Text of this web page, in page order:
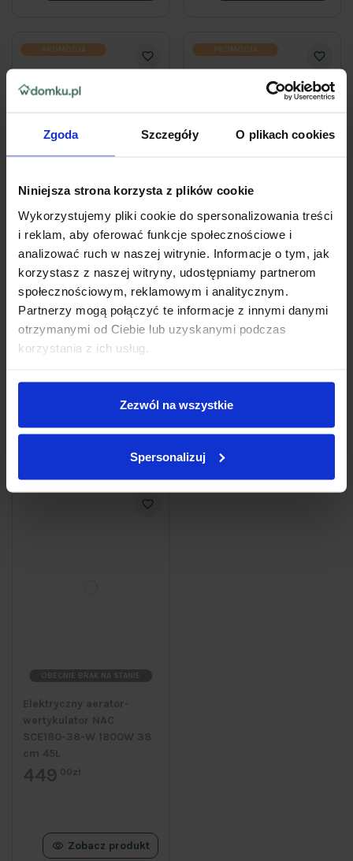
Zgoda Szczegóły O plikach cookies
Niniejsza strona korzysta z plików cookie
Wykorzystujemy pliki cookie do spersonalizowania treści
i reklam, aby oferować funkcje społecznościowe i
analizować ruch w naszej witrynie. Informacje o tym, jak
korzystasz z naszej witryny, udostępniamy partnerom
społecznościowym, reklamowym i analitycznym.
Partnerzy mogą połączyć te informacje z innymi danymi
otrzymanymi od Ciebie lub uzyskanymi podczas
korzystania z ich usług.
Zezwól na wszystkie
Spersonalizuj
PROMOCJA
Elektryczny aerator-
wertykulator NAC
SCE200-40-W 2000W 40
cm 55L
Cena z ostatnich 30 dni:639,00 zł
Zobacz produkt
PROMOCJA
Mocny aerator-
wertykulator elektryczny
z koszem 30 L 1500 W 32
cm TOP CUT TC-AE1500-
32
Cena z ostatnich 30 dni:249,99 zł
Zobacz produkt
OBECNIE BRAK NA STANIE
Elektryczny aerator-
wertykulator NAC
SCE180-38-W 1800W 38
cm 45L
449 00zł
Zobacz produkt